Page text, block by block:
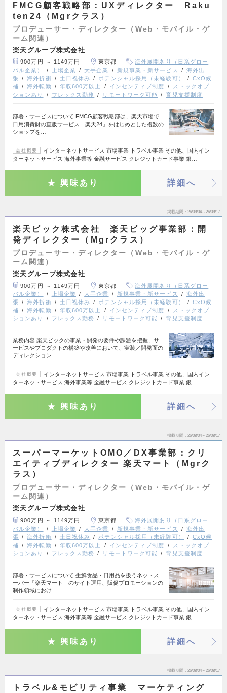
FMCG顧客戦略部：UXディレクター Raku
ten24（Mgrクラス）
プロデューサー・ディレクター（Web・モバイル・ゲ
ーム関連）
楽天グループ株式会社
900万円 ～ 1149万円 東京都
海外展開あり（日系グロー
バル企業）
上場企業 大手企業 新規事業・新サービス
海外出
張
海外折衝 土日祝休み ポテンシャル採用（未経験可）
CxO候
補
海外転勤 年収600万以上 インセンティブ制度
ストックオプ
ションあり
フレックス勤務 リモートワーク可能 育児支援制度
部署・サービスについて FMCG顧客戦略部は、楽天市場で
日用消費財の直販サービス「楽天24」をはじめとした複数の
ショップを…
会社概要
インターネットサービス 市場事業 トラベル事業 その他、国内イン
ターネットサービス 海外事業等 金融サービス クレジットカード事業 銀…
興味あり 詳細へ
掲載期間 26/08/04～26/08/17
楽天ビック株式会社 楽天ビッグ事業部：開
発ディレクター（Mgrクラス）
プロデューサー・ディレクター（Web・モバイル・ゲ
ーム関連）
楽天グループ株式会社
900万円 ～ 1149万円 東京都
海外展開あり（日系グロー
バル企業）
上場企業 大手企業 新規事業・新サービス
海外出
張
海外折衝 土日祝休み ポテンシャル採用（未経験可）
CxO候
補
海外転勤 年収600万以上 インセンティブ制度
ストックオプ
ションあり
フレックス勤務 リモートワーク可能 育児支援制度
業務内容 楽天ビックの事業・開発の要件や課題を把握、サ
ービスやプロダクトの構築や改善において、実装／開発面の
ディレクション…
会社概要
インターネットサービス 市場事業 トラベル事業 その他、国内イン
ターネットサービス 海外事業等 金融サービス クレジットカード事業 銀…
興味あり 詳細へ
掲載期間 26/08/04～26/08/17
スーパーマーケットOMO／DX事業部：クリ
エイティブディレクター 楽天マート（Mgrク
ラス）
プロデューサー・ディレクター（Web・モバイル・ゲ
ーム関連）
楽天グループ株式会社
900万円 ～ 1149万円 東京都
海外展開あり（日系グロー
バル企業）
上場企業 大手企業 新規事業・新サービス
海外出
張
海外折衝 土日祝休み ポテンシャル採用（未経験可）
CxO候
補
海外転勤 年収600万以上 インセンティブ制度
ストックオプ
ションあり
フレックス勤務 リモートワーク可能 育児支援制度
部署・サービスについて 生鮮食品・日用品を扱うネットス
ーパー「楽天マート」のサイト運用、販促プロモーションの
制作領域におけ…
会社概要
インターネットサービス 市場事業 トラベル事業 その他、国内イン
ターネットサービス 海外事業等 金融サービス クレジットカード事業 銀…
興味あり 詳細へ
掲載期間 26/08/04～26/08/17
トラベル&モビリティ事業 マーケティング